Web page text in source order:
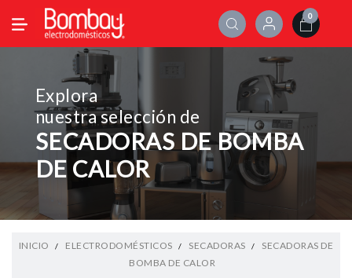
0
Explora
nuestra selección de
SECADORAS DE BOMBA
DE CALOR
INICIO ELECTRODOMÉSTICOS SECADORAS
SECADORAS DE
BOMBA DE CALOR